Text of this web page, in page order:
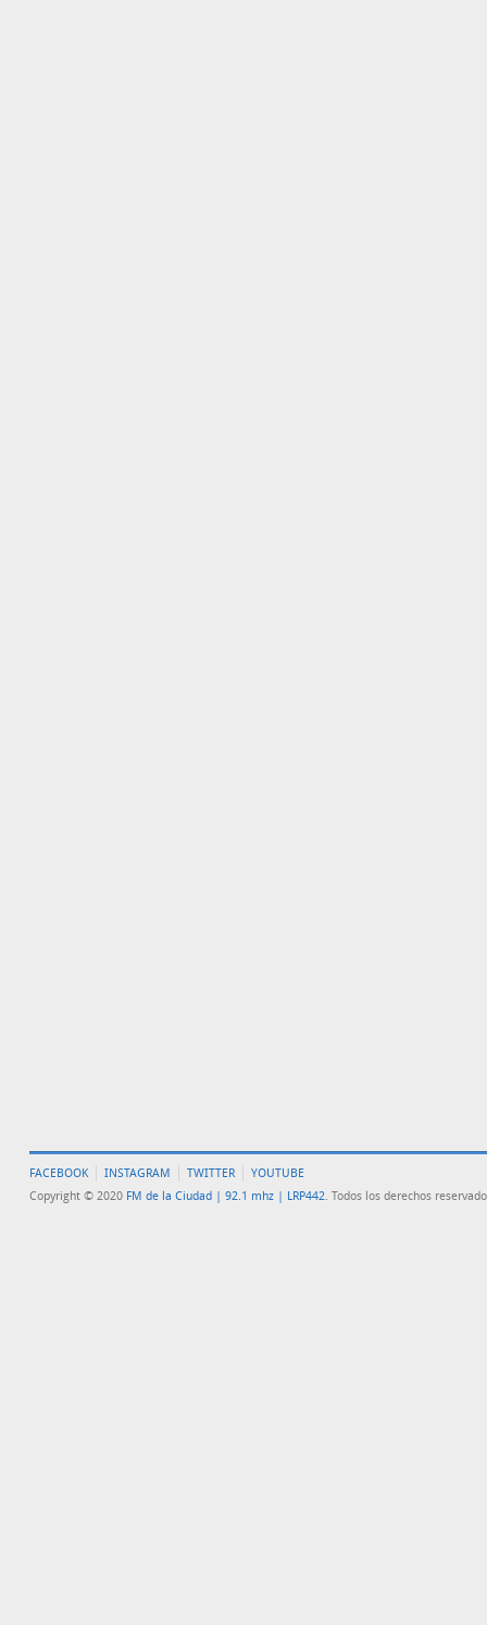
FACEBOOK INSTAGRAM TWITTER
YOUTUBE
Copyright © 2020 FM de la Ciudad | 92.1 mhz | LRP442. Todos los derechos